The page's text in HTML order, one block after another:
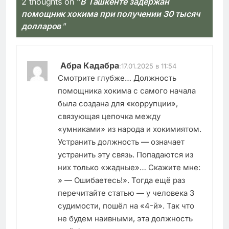
помощник хокима при получении 30 тысяч
долларов ”
Абра Кадабра:17.01.2025 в 11:54
Смотрите глубже… Должность
помощника хокима с самого начала
была создана для «коррупции»,
связующая цепочка между
«умниками» из народа и хокимиятом.
Устранить должность — означает
устранить эту связь. Попадаются из
них только «жадные»… Скажите мне:
» — Ошибаетесь!». Тогда ещё раз
перечитайте статью — у человека 3
судимости, пошёл на «4-й». Так что
не будем наивными, эта должность